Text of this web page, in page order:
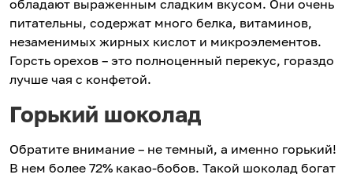
обладают выраженным сладким вкусом. Они очень
питательны, содержат много белка, витаминов,
незаменимых жирных кислот и микроэлементов.
Горсть орехов – это полноценный перекус, гораздо
лучше чая с конфетой.
Горький шоколад
Обратите внимание – не темный, а именно горький!
В нем более 72% какао-бобов. Такой шоколад богат